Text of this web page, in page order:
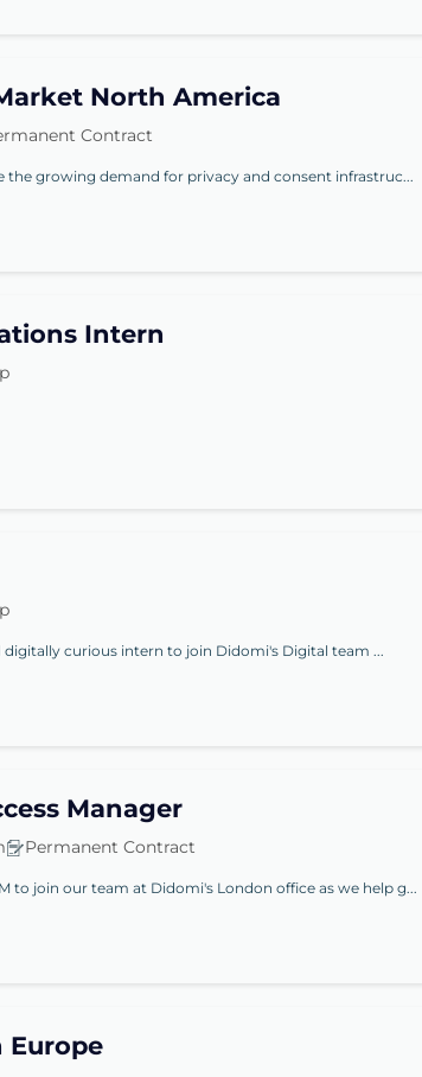
North America
Contract
the growing demand for privacy and consent infrastruc...
Intern
curious intern to join Didomi's Digital team ...
Manager
Permanent Contract
to join our team at Didomi's London office as we help g...
Europe